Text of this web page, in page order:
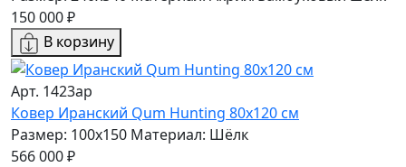
150 000 ₽
В корзину
Арт. 1423ар
Ковер Иранский Qum Hunting 80x120 см
Размер: 100x150 Материал: Шёлк
566 000 ₽